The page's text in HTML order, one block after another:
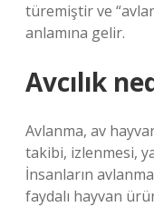
türemiştir ve
anlamına gelir.
Avcılık
Avlanma, av
takibi, izlenmesi,
İnsanların
faydalı hayvan